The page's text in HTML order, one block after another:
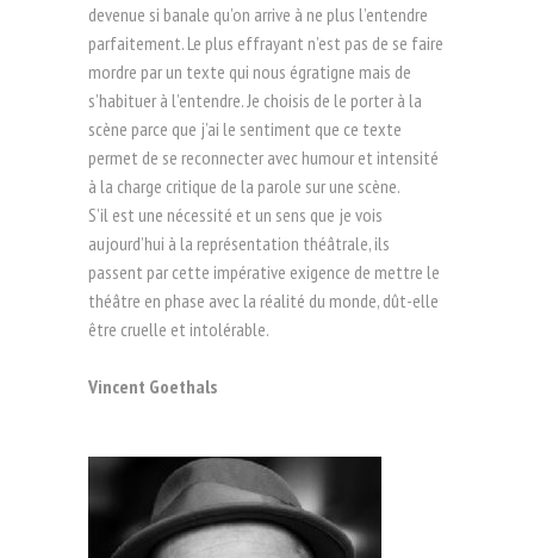
devenue si banale qu’on arrive à ne plus l’entendre
parfaitement. Le plus effrayant n’est pas de se faire
mordre par un texte qui nous égratigne mais de
s’habituer à l’entendre. Je choisis de le porter à la
scène parce que j’ai le sentiment que ce texte
permet de se reconnecter avec humour et intensité
à la charge critique de la parole sur une scène.
S’il est une nécessité et un sens que je vois
aujourd’hui à la représentation théâtrale, ils
passent par cette impérative exigence de mettre le
théâtre en phase avec la réalité du monde, dût-elle
être cruelle et intolérable.
Vincent Goethals